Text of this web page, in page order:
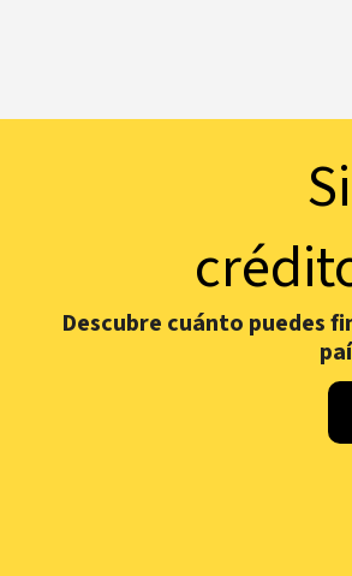
Descubre cuánto puedes